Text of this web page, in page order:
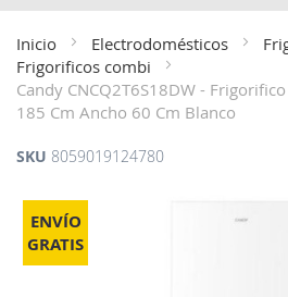
Inicio Electrodomésticos
Frigorificos combi
Candy CNCQ2T6S18DW -
185 Cm Ancho 60 Cm Blanco
ENVÍO
GRATIS
SKU 8059019124780
Saltar
final
de